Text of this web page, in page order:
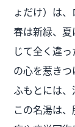
ょだけ）は、
春は新緑、
じて全く違
の心を惹きつ
ふもとには
この名湯は